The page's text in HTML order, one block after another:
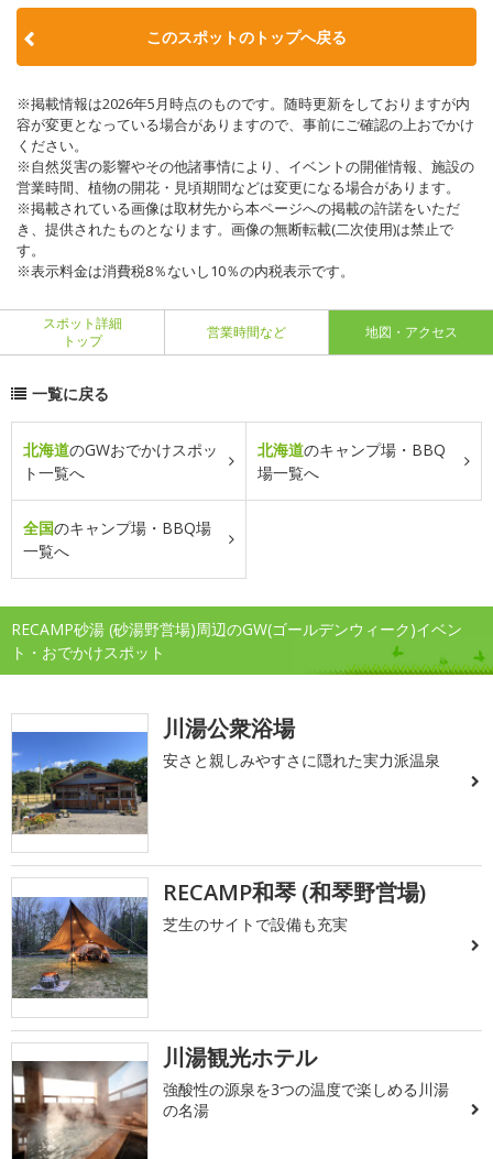
このスポットのトップへ戻る
※掲載情報は2026年5月時点のものです。随時更新をしておりますが内
容が変更となっている場合がありますので、事前にご確認の上おでかけ
ください。
※自然災害の影響やその他諸事情により、イベントの開催情報、施設の
営業時間、植物の開花・見頃期間などは変更になる場合があります。
※掲載されている画像は取材先から本ページへの掲載の許諾をいただ
き、提供されたものとなります。画像の無断転載(二次使用)は禁止で
す。
※表示料金は消費税8％ないし10％の内税表示です。
スポット詳細
トップ
営業時間など 地図・アクセス
一覧に戻る
北海道のGWおでかけスポッ
ト一覧へ
北海道のキャンプ場・BBQ
場一覧へ
全国のキャンプ場・BBQ場
一覧へ
RECAMP砂湯 (砂湯野営場)周辺のGW(ゴールデンウィーク)イベン
ト・おでかけスポット
川湯公衆浴場
安さと親しみやすさに隠れた実力派温泉
RECAMP和琴 (和琴野営場)
芝生のサイトで設備も充実
川湯観光ホテル
強酸性の源泉を3つの温度で楽しめる川湯
の名湯